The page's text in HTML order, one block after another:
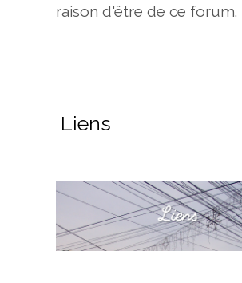
raison d'être de ce forum.
Liens